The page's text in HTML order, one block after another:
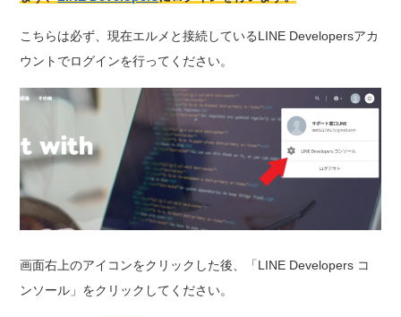
こちらは必ず、現在エルメと接続しているLINE Developersアカ
ウントでログインを行ってください。
画面右上のアイコンをクリックした後、「LINE Developers コ
ンソール」をクリックしてください。